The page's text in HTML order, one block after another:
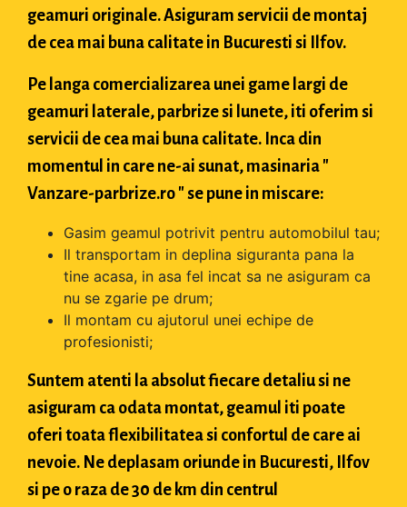
geamuri originale. Asiguram servicii de montaj
de cea mai buna calitate in Bucuresti si Ilfov.
Pe langa comercializarea unei game largi de
geamuri laterale, parbrize si lunete, iti oferim si
servicii de cea mai buna calitate. Inca din
momentul in care ne-ai sunat, masinaria "
Vanzare-parbrize.ro " se pune in miscare:
Gasim geamul potrivit pentru automobilul tau;
Il transportam in deplina siguranta pana la
tine acasa, in asa fel incat sa ne asiguram ca
nu se zgarie pe drum;
Il montam cu ajutorul unei echipe de
profesionisti;
Suntem atenti la absolut fiecare detaliu si ne
asiguram ca odata montat, geamul iti poate
oferi toata flexibilitatea si confortul de care ai
nevoie. Ne deplasam oriunde in Bucuresti, Ilfov
si pe o raza de 30 de km din centrul